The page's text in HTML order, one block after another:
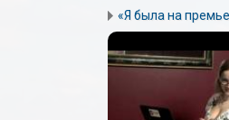
«Я была на